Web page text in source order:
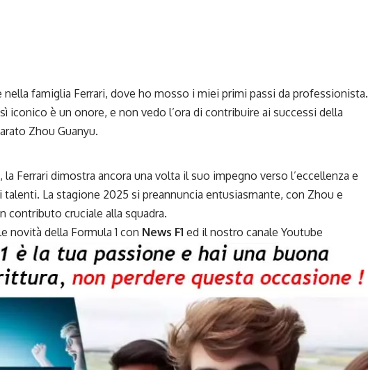
famiglia Ferrari, dove ho mosso i miei primi passi da professionista.
iconico è un onore, e non vedo l’ora di contribuire ai successi della
Zhou Guanyu.
la Ferrari dimostra ancora una volta il suo impegno verso l’eccellenza e
La stagione 2025 si preannuncia entusiasmante, con Zhou e
contributo cruciale alla squadra.
novità della Formula 1 con News F1 ed il nostro canale Youtube